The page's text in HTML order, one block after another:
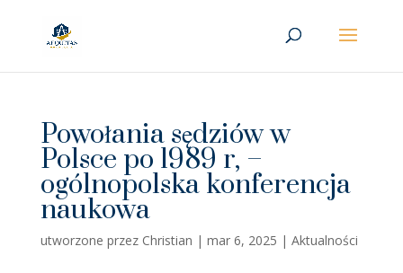
Powołania sędziów w
Polsce po 1989 r, –
ogólnopolska konferencja
naukowa
utworzone przez Christian | mar 6, 2025 | Aktualności